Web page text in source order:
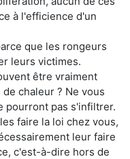
à l'efficience d'un
que les rongeurs
leurs victimes.
être vraiment
chaleur ? Ne vous
pourront pas s'infiltrer.
faire la loi chez vous,
leur faire
c'est-à-dire hors de